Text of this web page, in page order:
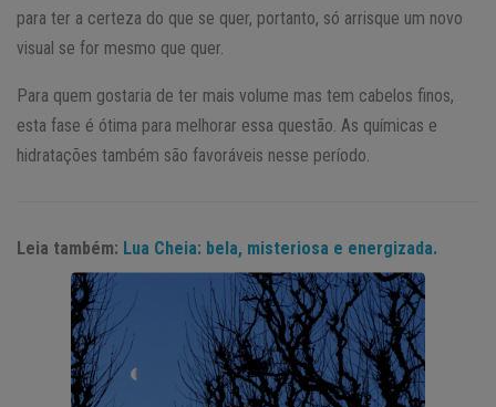
para ter a certeza do que se quer, portanto, só arrisque um novo
visual se for mesmo que quer.
Para quem gostaria de ter mais volume mas tem cabelos finos,
esta fase é ótima para melhorar essa questão. As químicas e
hidratações também são favoráveis nesse período.
Leia também: Lua Cheia: bela, misteriosa e energizada.